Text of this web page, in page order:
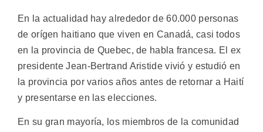
En la actualidad hay alrededor de 60.000 personas
de orígen haitiano que viven en Canadá, casi todos
en la provincia de Quebec, de habla francesa. El ex
presidente Jean-Bertrand Aristide vivió y estudió en
la provincia por varios años antes de retornar a Haití
y presentarse en las elecciones.
En su gran mayoría, los miembros de la comunidad